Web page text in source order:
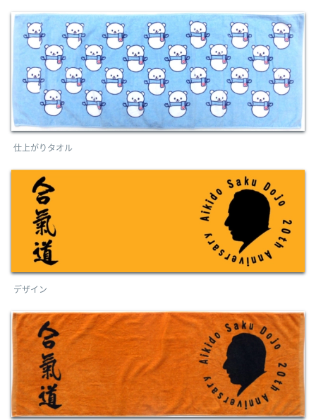
仕上がりタオル
デザイン